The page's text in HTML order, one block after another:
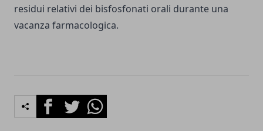
residui relativi dei bisfosfonati orali durante una
vacanza farmacologica.
FacebookTwitterWhatsapp